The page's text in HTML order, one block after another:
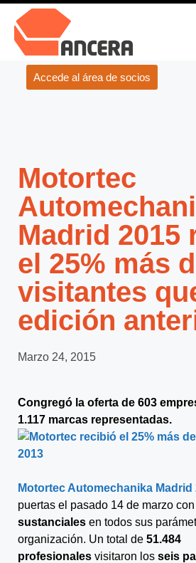
Accede al área de socios
Motortec
Madrid 2015
el 25% más
visitantes
edición
Marzo 24, 2015
Congregó la oferta de 603
1.117 marcas representadas.
Motortec Automechanika Madrid
puertas el pasado 14 de marzo con
sustanciales en todos sus
organización. Un total de 51.484
profesionales visitaron los seis